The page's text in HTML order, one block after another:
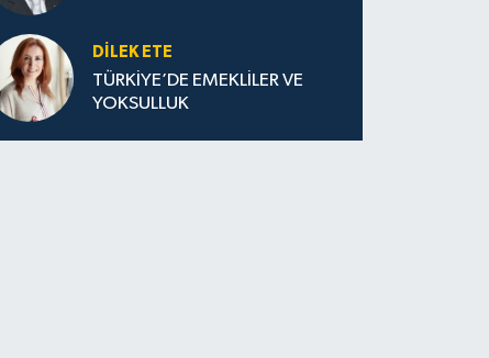
DILEK ETE
TÜRKİYE’DE EMEKLİLER VE
YOKSULLUK